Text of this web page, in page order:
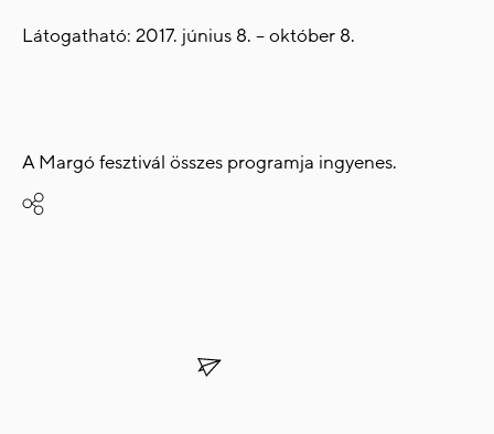
Látogatható: 2017. június 8. – október 8.
A Margó fesztivál összes programja ingyenes.